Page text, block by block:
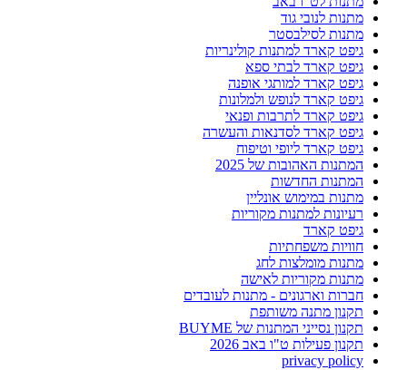
מתנות לנובי גוד
מתנות לסילבסטר
גיפט קארד למתנות קולינריות
גיפט קארד לבתי ספא
גיפט קארד למותגי אופנה
גיפט קארד לנופש ולמלונות
גיפט קארד לתרבות ופנאי
גיפט קארד לסדנאות והעשרה
גיפט קארד ליופי וטיפוח
המתנות האהובות של 2025
המתנות החדשות
מתנות במימוש אונליין
רעיונות למתנות מקוריות
גיפט קארד
חוויות משפחתיות
מתנות מומלצות לחג
מתנות מקוריות לאישה
חברות וארגונים - מתנות לעובדים
תקנון מתנה משותפת
תקנון נסייני המתנות של BUYME
תקנון פעילות ט"ו באב 2026
privacy policy